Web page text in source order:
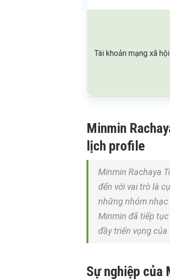
Tài khoản mạng xã hội
Minmin
lịch profile
Minmin Rachaya
đến với vai trò là
những nhóm
Minmin đã tiếp
đầy triển vọng của
Sự nghiệp của